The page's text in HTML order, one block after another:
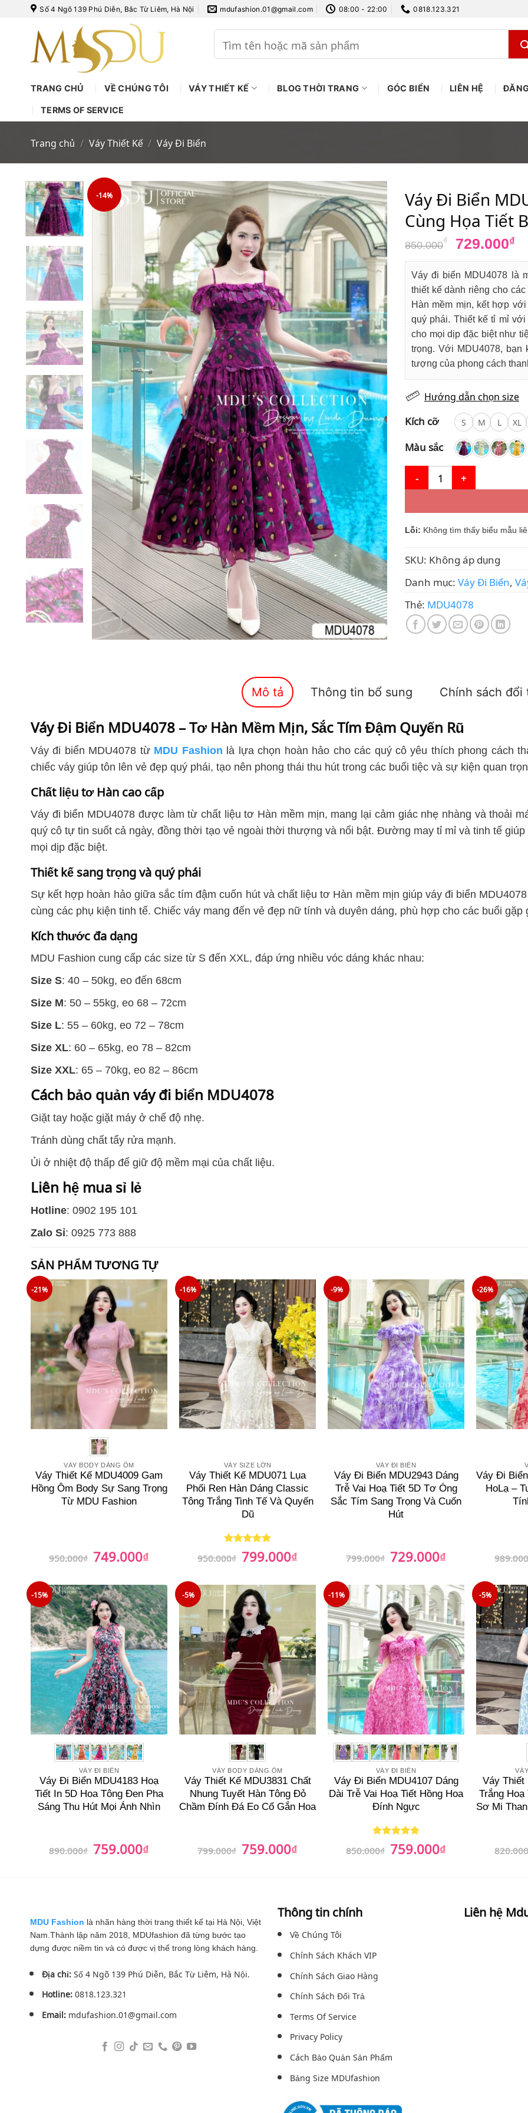
Số 4 Ngõ 139 Phú Diễn, Bắc Từ Liêm, Hà Nội mdufashion.01@gmail.com 08:00 - 22:00 0818.123.321
Tìm
kiếm:
TRANG CHỦ VỀ CHÚNG TÔI VÁY THIẾT KẾ BLOG THỜI TRANG GÓC BIỂN LIÊN HỆ
TERMS OF SERVICE
Trang chủ / Váy Thiết Kế / Váy Đi Biển
-14% Váy Đi Biển
Cùng Họa Tiết
850.000₫
Giá
là:
850.000₫.
729.000₫
Váy đi biển MDU4078 là
thiết kế dành riêng cho
Hàn mềm mịn, kết hợp
quý phái. Thiết kế tỉ mỉ
cho mọi dịp đặc biệt như
trọng. Với MDU4078, bạn
tượng của phong cách
Hướng dẫn chọn size
Kích cỡ S M L XL
Màu sắc
Váy Đi Biển MDU4078 –
Lỗi: Không tìm thấy biểu mẫu
SKU:Không áp dụng
Danh mục:Váy Đi Biển,
Thẻ:MDU4078
Mô tả Thông tin bổ sung Chính sách đổi
Váy Đi Biển MDU4078 – Tơ Hàn Mềm Mịn, Sắc Tím Đậm Quyến Rũ
Váy đi biển MDU4078 từ MDU Fashion là lựa chọn hoàn hảo cho các quý cô yêu thích phong cách
chiếc váy giúp tôn lên vẻ đẹp quý phái, tạo nên phong thái thu hút trong các buổi tiệc và sự kiện quan
Chất liệu tơ Hàn cao cấp
Váy đi biển MDU4078 được làm từ chất liệu tơ Hàn mềm mịn, mang lại cảm giác nhẹ nhàng và thoải
quý cô tự tin suốt cả ngày, đồng thời tạo vẻ ngoài thời thượng và nổi bật. Đường may tỉ mỉ và tinh tế
mọi dịp đặc biệt.
Thiết kế sang trọng và quý phái
Sự kết hợp hoàn hảo giữa sắc tím đậm cuốn hút và chất liệu tơ Hàn mềm mịn giúp váy đi biển
cùng các phụ kiện tinh tế. Chiếc váy mang đến vẻ đẹp nữ tính và duyên dáng, phù hợp cho các buổi
Kích thước đa dạng
MDU Fashion cung cấp các size từ S đến XXL, đáp ứng nhiều vóc dáng khác nhau:
Size S: 40 – 50kg, eo đến 68cm
Size M: 50 – 55kg, eo 68 – 72cm
Size L: 55 – 60kg, eo 72 – 78cm
Size XL: 60 – 65kg, eo 78 – 82cm
Size XXL: 65 – 70kg, eo 82 – 86cm
Cách bảo quản váy đi biển MDU4078
Giặt tay hoặc giặt máy ở chế độ nhẹ.
Tránh dùng chất tẩy rửa mạnh.
Ủi ở nhiệt độ thấp để giữ độ mềm mại của chất liệu.
Liên hệ mua sỉ lẻ
Hotline: 0902 195 101
Zalo Sỉ: 0925 773 888
SẢN PHẨM TƯƠNG TỰ
-21%
VÁY BODY DÁNG ÔM
Váy Thiết Kế MDU4009 Gam
Hồng Ôm Body Sự Sang Trọng
Từ MDU Fashion
950.000₫ Giá
gốc
749.000₫Giá
hiện
749.000₫.
-16%
VÁY SIZE LỚN
Váy Thiết Kế MDU071 Lụa
Phối Ren Hàn Dáng Classic
Tông Trắng Tinh Tế Và Quyến
Dũ
Được xếp
hạng55
950.000₫ Giá
gốc
799.000₫Giá
hiện
799.000₫.
-9%
VÁY ĐI BIỂN
Váy Đi Biển MDU2943 Dáng
Trễ Vai Hoạ Tiết 5D Tơ Óng
Sắc Tím Sang Trọng Và Cuốn
Hút
799.000₫ Giá
gốc
729.000₫Giá
hiện
729.000₫.
-26%
Váy Đi
HoLạ –
-15%
VÁY ĐI BIỂN
Váy Đi Biển MDU4183 Hoạ
Tiết In 5D Hoa Tông Đen Pha
Sáng Thu Hút Mọi Ánh Nhìn
890.000₫ Giá
gốc
759.000₫Giá
hiện
-5%
VÁY BODY DÁNG ÔM
Váy Thiết Kế MDU3831 Chất
Nhung Tuyết Hàn Tông Đỏ
Chầm Đính Đá Eo Cổ Gắn Hoa
799.000₫ Giá
gốc
759.000₫Giá
hiện
-11%
VÁY ĐI BIỂN
Váy Đi Biển MDU4107 Dáng
Dài Trễ Vai Hoạ Tiết Hồng Hoa
Đính Ngực
Được xếp
hạng55
850.000₫ Giá
gốc
759.000₫Giá
hiện
-5%
Váy Thiết
Trắng Hoạ
Sơ Mi
MDU Fashion là nhãn hàng thời trang thiết kế tại Hà Nội, Việt
Nam.Thành lập năm 2018, MDUfashion đã từng bước tạo
dựng được niềm tin và có được vị thế trong lòng khách hàng.
Địa chỉ:Số 4 Ngõ 139 Phú Diễn, Bắc Từ Liêm, Hà Nội.
Hotline:0818.123.321
Email:mdufashion.01@gmail.com
Thông tin chính
Về Chúng Tôi
Chính Sách Khách VIP
Chính Sách Giao Hàng
Chính Sách Đổi Trả
Terms Of Service
Privacy Policy
Cách Bảo Quản Sản Phẩm
Bảng Size MDUfashion
Liên hệ